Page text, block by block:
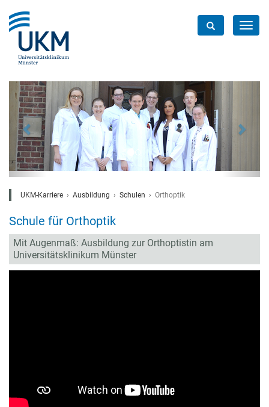
zurück
UKM-Karriere Ausbildung Schulen Orthoptik
Schule für Orthoptik
Mit Augenmaß: Ausbildung zur Orthoptistin am
Universitätsklinikum Münster